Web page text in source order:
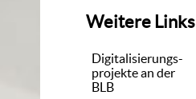
Weitere Links
Digitalisierungs-
projekte an der
BLB